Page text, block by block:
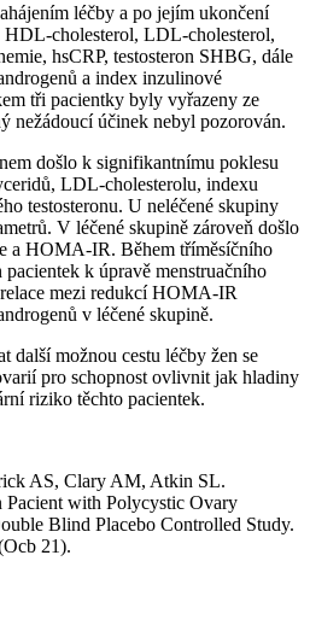
léčby a po jejím ukončení
HDL-cholesterol, LDL-cholesterol,
hsCRP, testosteron SHBG, dále
a index inzulinové
tři pacientky byly vyřazeny ze
nežádoucí účinek nebyl pozorován.
došlo k signifikantnímu poklesu
LDL-cholesterolu, indexu
testosteronu. U neléčené skupiny
V léčené skupině zároveň došlo
a HOMA-IR. Během tříměsíčního
k úpravě menstruačního
mezi redukcí HOMA-IR
v léčené skupině.
další možnou cestu léčby žen se
pro schopnost ovlivnit jak hladiny
riziko těchto pacientek.
AS, Clary AM, Atkin SL.
with Polycystic Ovary
Blind Placebo Controlled Study.
21).